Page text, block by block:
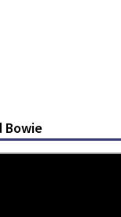
Bowie